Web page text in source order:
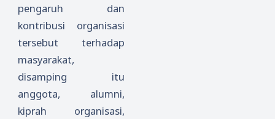
pengaruh dan
kontribusi organisasi
tersebut terhadap
masyarakat,
disamping itu
anggota, alumni,
kiprah organisasi,